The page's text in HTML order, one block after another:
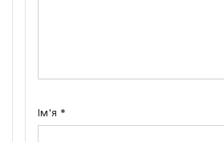
Ім'я *